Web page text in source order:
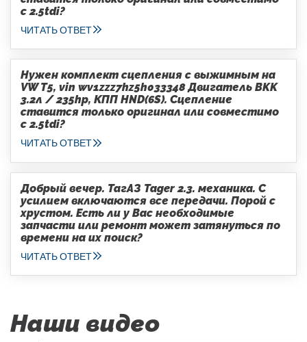
с 2.5tdi?
ЧИТАТЬ ОТВЕТ
Нужен комплект сцепления с выжимным на
VW T5, vin wv1zzz7hz5h033348 Двигатель BKK
3.2л / 235hp, КПП HND(6S). Сцепление
ставится только оригинал или совместимо
с 2.5tdi?
ЧИТАТЬ ОТВЕТ
Добрый вечер. ТагАЗ Tager 2.3. механика. С
усилием включаются все передачи. Порой с
хрустом. Есть ли у Вас необходимые
запчасти или ремонт может затянуться по
времени на их поиск?
ЧИТАТЬ ОТВЕТ
Наши видео